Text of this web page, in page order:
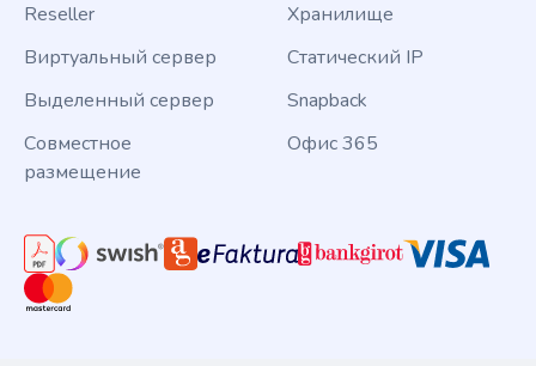
Reseller
Виртуальный сервер
Выделенный сервер
Совместное
размещение
Хранилище
Статический IP
Snapback
Офис 365